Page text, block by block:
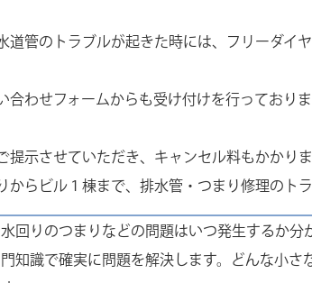
道管のトラブルが起きた時には、フリーダ
合わせフォームからも受け付けを行っておりま
提示させていただき、キャンセル料もかかりま
からビル１棟まで、排水管・つまり修理のト
水回りのつまりなどの問題はいつ発生するか
門知識で確実に問題を解決します。どんな小